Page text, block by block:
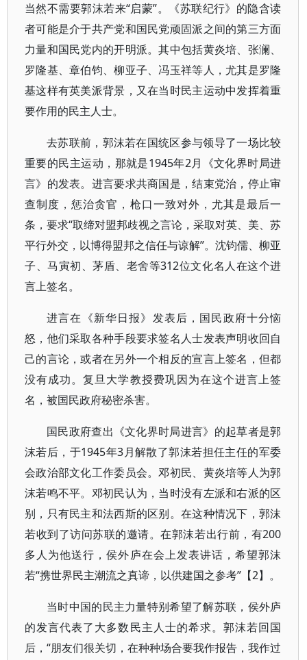
当然不需要郭沫若来“启蒙”。《苏联纪行》的隐含读
者可能是介于共产党和国民党顽固派之间的第三方面
力量和国民党内的开明派。其中包括黄炎培、张澜、
罗隆基、章伯钧、柳亚子、冯玉祥等人，尤其是罗隆
基这样有英美派背景，又在当时民主运动中发挥着重
要作用的民主人士。
去苏联前，郭沫若在国统区参与领导了一场比较
重要的民主运动，那就是1945年2月《文化界时局进
言》的发表。进言要求共商国是，结束党治，停止审
查制度，惩治贪官，枪口一致对外，尤其是最后一
条，要求“取缔对盟邦歧视之言论，采取对英、美、苏
平行外交，以博得盟邦之信任与谅解”。沈钧儒、柳亚
子、马寅初、茅盾、老舍等312位文化名人在这个进
言上签名。
进言在《新华日报》发表后，国民政府十分恼
怒，他们采取各种手段要求签名人士发表声明收回自
己的言论，或者在另外一个相反的宣言上签名，但都
没有成功。复旦大学教授费巩因为在这个进言上签
名，被国民政府秘密杀害。
国民政府查出《文化界时局进言》的起草者是郭
沫若后，于1945年3月解散了郭沫若担任主任的军委
会政治部文化工作委员会。邓初民、黄炎培等人为郭
沫若鸣不平。邓初民认为，当时没有左派和右派的区
别，只有民主和法西斯的区别。在这种情况下，郭沫
若收到了访问苏联的邀请。在郭沫若出行前，有200
多人为他送行，侯外庐在会上发表讲话，希望郭沫
若“携世界民主潮流之真谛，以供建国之参考”【2】。
当时中国的民主力量特别希望了解苏联，侯外庐
的发言代表了大多数民主人士的希求。郭沫若回国
后，“朋友们很关切，在种种场合要我作报告，我作过